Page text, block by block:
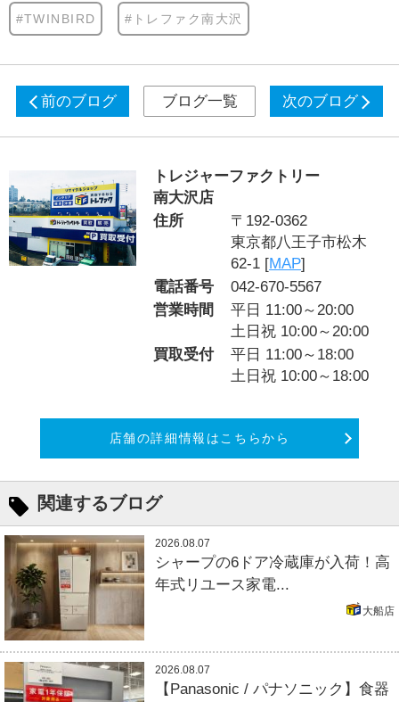
#TWINBIRD #トレファク南大沢
前のブログ ブログ一覧 次のブログ
トレジャーファクトリー
南大沢店
住所
〒192-0362
東京都八王子市松木
62-1 [MAP]
電話番号
042-670-5567
営業時間
平日 11:00～20:00
土日祝 10:00～20:00
買取受付
平日 11:00～18:00
土日祝 10:00～18:00
店舗の詳細情報はこちらから
関連するブログ
2026.08.07
シャープの6ドア冷蔵庫が入荷！高
年式リユース家電...
大船店
2026.08.07
【Panasonic / パナソニック】食器